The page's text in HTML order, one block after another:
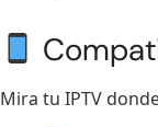
Mira tu IPTV